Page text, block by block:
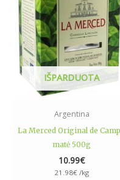
IŠPARDUOTA
Argentina
La Merced Original de
matė 500g
10.99€
21.98€ /kg